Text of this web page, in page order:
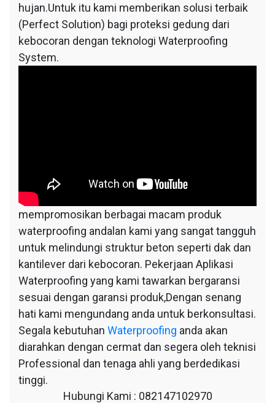
hujan.Untuk itu kami memberikan solusi terbaik
(Perfect Solution) bagi proteksi gedung dari
kebocoran dengan teknologi Waterproofing
System.
mempromosikan berbagai macam produk
waterproofing andalan kami yang sangat tangguh
untuk melindungi struktur beton seperti dak dan
kantilever dari kebocoran. Pekerjaan Aplikasi
Waterproofing yang kami tawarkan bergaransi
sesuai dengan garansi produk,Dengan senang
hati kami mengundang anda untuk berkonsultasi.
Segala kebutuhan Waterproofing anda akan
diarahkan dengan cermat dan segera oleh teknisi
Professional dan tenaga ahli yang berdedikasi
tinggi.
Hubungi Kami : 082147102970